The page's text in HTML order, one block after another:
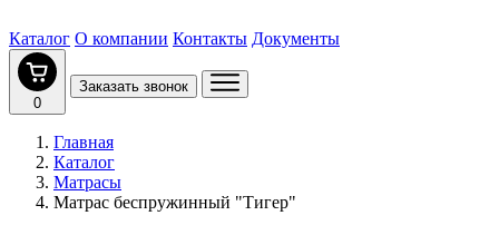
Каталог О компании Контакты Документы
0
Заказать звонок
Главная
Каталог
Матрасы
Матрас беспружинный "Тигер"